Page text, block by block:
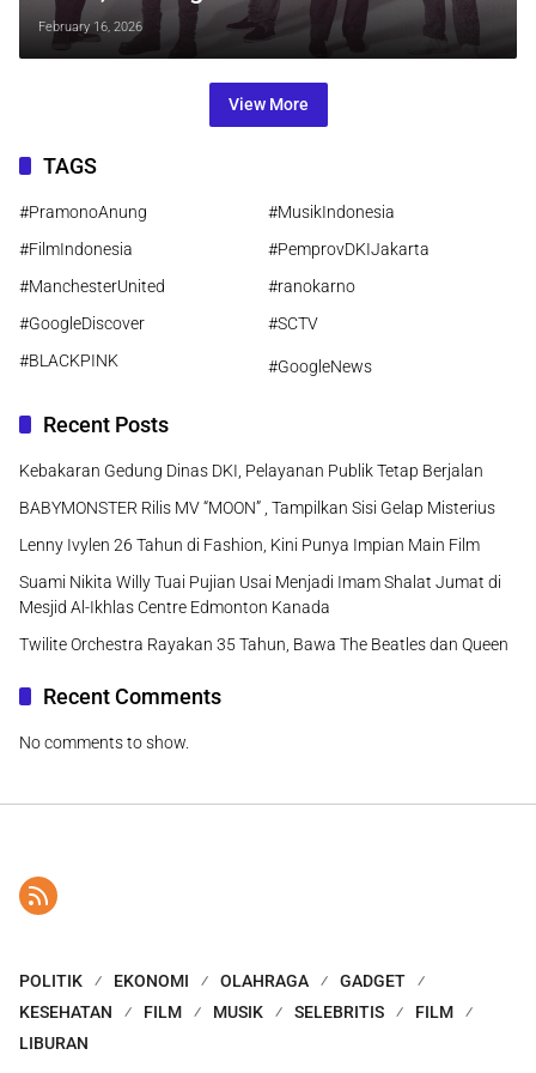
20 Tahun Konsisten di Jalur Musik
Religi
February 16, 2026
View More
TAGS
#PramonoAnung
#MusikIndonesia
#FilmIndonesia
#PemprovDKIJakarta
#ManchesterUnited
#ranokarno
#GoogleDiscover
#SCTV
#BLACKPINK
#GoogleNews
Recent Posts
Kebakaran Gedung Dinas DKI, Pelayanan Publik Tetap Berjalan
BABYMONSTER Rilis MV “MOON” , Tampilkan Sisi Gelap Misterius
Lenny Ivylen 26 Tahun di Fashion, Kini Punya Impian Main Film
Suami Nikita Willy Tuai Pujian Usai Menjadi Imam Shalat Jumat di
Mesjid Al-Ikhlas Centre Edmonton Kanada
Twilite Orchestra Rayakan 35 Tahun, Bawa The Beatles dan Queen
Recent Comments
No comments to show.
POLITIK EKONOMI OLAHRAGA
GADGET
KESEHATAN
FILM MUSIK SELEBRITIS
FILM
LIBURAN